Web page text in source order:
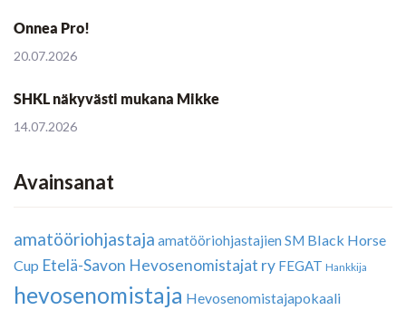
Onnea Pro!
20.07.2026
SHKL näkyvästi mukana Mikke
14.07.2026
Avainsanat
amatööriohjastaja amatööriohjastajien SM Black Horse
Cup Etelä-Savon Hevosenomistajat ry FEGAT Hankkija
hevosenomistaja Hevosenomistajapokaali